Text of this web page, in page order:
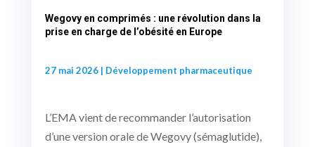
Wegovy en comprimés : une révolution dans la
prise en charge de l’obésité en Europe
27 mai 2026| Développement pharmaceutique
L’EMA vient de recommander l’autorisation
d’une version orale de Wegovy (sémaglutide),